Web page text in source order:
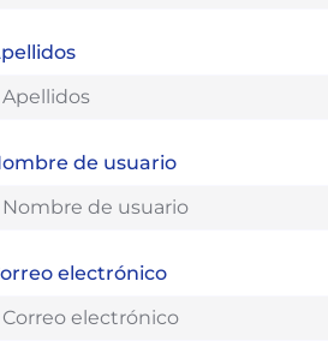
de usuario
electrónico